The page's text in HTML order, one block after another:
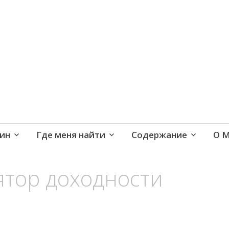
Где меня найти Содержание О
доходности